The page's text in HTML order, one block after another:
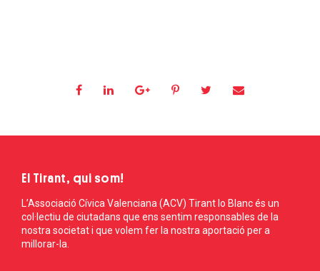
El Tirant, qui som!
L’Associació Cívica Valenciana (ACV) Tirant lo Blanc és un
col·lectiu de ciutadans que ens sentim responsables de la
nostra societat i que volem fer la nostra aportació per a
millorar-la.